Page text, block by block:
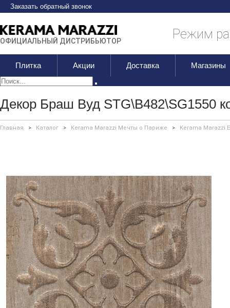
Заказать обратный звонок
ОФИЦИАЛЬНЫЙ ДИСТРИБЬЮТОР Режим
Плитка Акции Доставка Магазины
Декор Браш Вуд STG\B482\SG1550
Главная > Каталог > Kerama Marazzi Мечты о Париже > Kerama Marazzi